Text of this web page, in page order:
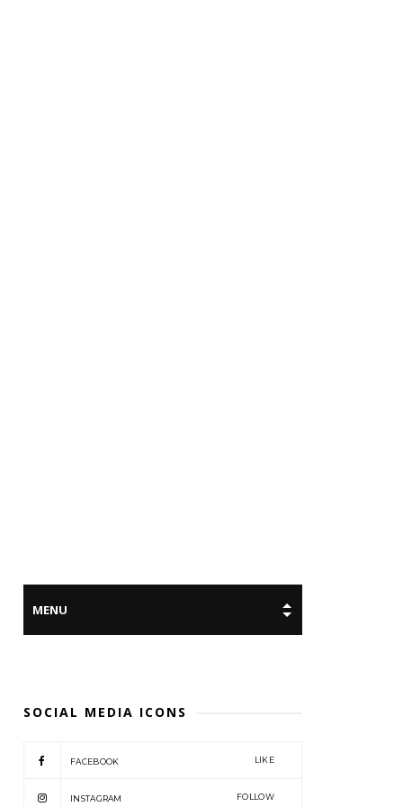
SOCIAL MEDIA ICONS
FACEBOOK LIKE
INSTAGRAM FOLLOW